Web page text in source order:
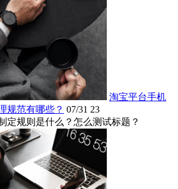
淘宝平台手机
规范有哪些？ 07/31 23
定规则是什么？怎么测试标题？